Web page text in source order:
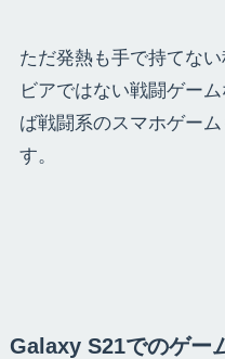
ただ発熱も手で持てな
ビアではない戦闘ゲー
ば戦闘系のスマホゲー
す。
Galaxy S21でのゲー